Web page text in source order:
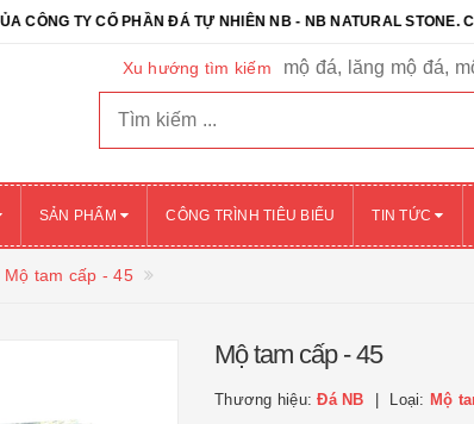
TY CỔ PHẦN ĐÁ TỰ NHIÊN NB - NB NATURAL STONE. CHÚC
Xu hướng tìm kiếm mộ đá, lăng mộ đá,
SẢN PHẨM CÔNG TRÌNH TIÊU BIỂU TIN TỨC
Mộ tam cấp - 45
Mộ tam cấp - 45
Thương hiệu:Đá NB Loại: Mộ